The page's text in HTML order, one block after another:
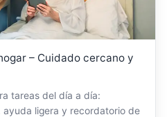
– Cuidado cercano y
tareas del día a día:
ligera y recordatorio de